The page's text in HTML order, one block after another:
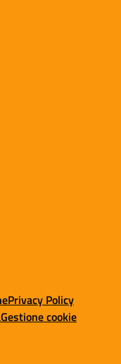
Privacy Policy
Gestione cookie